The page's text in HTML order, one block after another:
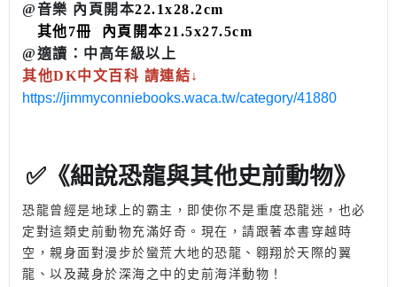
@音樂 內頁開本22.1x28.2cm
其他7冊 內頁開本21.5x27.5cm
@適讀：中高年級以上
其他DK中文百科 請連結↓
https://jimmyconniebooks.waca.tw/category/41880
✅《細說恐龍與其他史前動物》
恐龍曾經是地球上的霸主，即使你不是重度恐龍迷，也必
定對這類史前動物充滿好奇。現在，請跟著本書穿越時
空，親身面對漫步於蠻荒大地的恐龍、翱翔於天際的翼
龍、以及藏身於深海之中的史前海洋動物！